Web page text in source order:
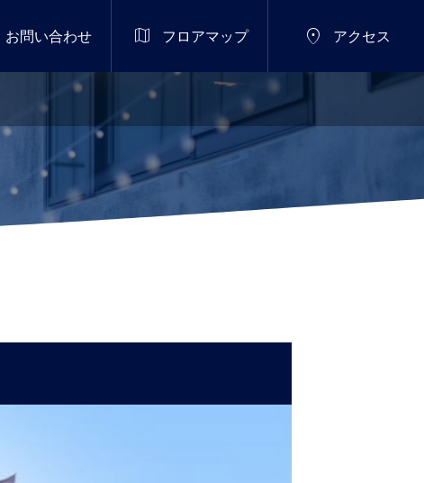
お問い合わせ  フロアマップ  アクセス